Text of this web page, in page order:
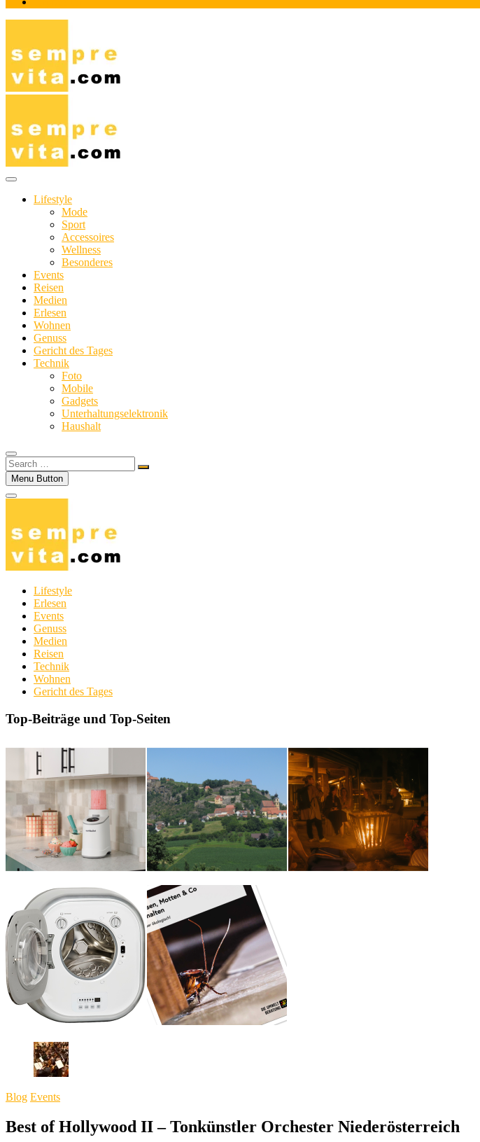
Lifestyle
Mode
Sport
Accessoires
Wellness
Besonderes
Events
Reisen
Medien
Erlesen
Wohnen
Genuss
Gericht des Tages
Technik
Foto
Mobile
Gadgets
Unterhaltungselektronik
Haushalt
Search
…Menu Button
Lifestyle
Erlesen
Events
Genuss
Medien
Reisen
Technik
Wohnen
Gericht des Tages
Top-Beiträge und Top-Seiten
Blog Events
Best of Hollywood II – Tonkünstler Orchester Niederösterreich